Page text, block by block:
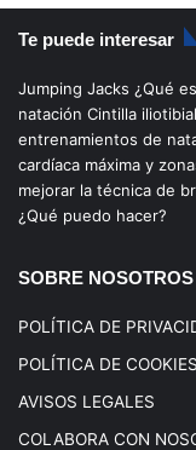
S
Te puede interesar
Jumping Jacks ¿Qué
natación Cintilla iliotibial
entrenamientos de
cardíaca máxima y
mejorar la técnica de
¿Qué puedo hacer?
SOBRE NOSOTROS
POLÍTICA DE
POLÍTICA DE COOKIES
AVISOS LEGALES
COLABORA CON